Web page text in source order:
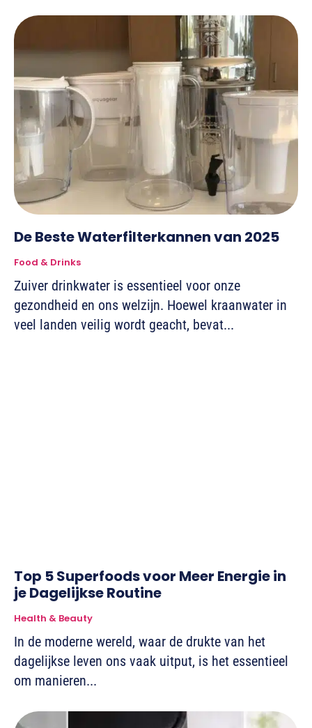
De Beste Waterfilterkannen van 2025
Food & Drinks
Zuiver drinkwater is essentieel voor onze
gezondheid en ons welzijn. Hoewel kraanwater in
veel landen veilig wordt geacht, bevat...
Top 5 Superfoods voor Meer Energie in
je Dagelijkse Routine
Health & Beauty
In de moderne wereld, waar de drukte van het
dagelijkse leven ons vaak uitput, is het essentieel
om manieren...